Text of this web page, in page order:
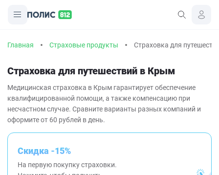
Главная Страховые продукты Страховка для
Страховка для путешествий в Крым
Медицинская страховка в Крым гарантирует обеспечение
квалифицированной помощи, а также компенсацию при
несчастном случае. Сравните варианты разных компаний и
оформите от 60 рублей в день.
Скидка -15%
На первую покупку страховки.